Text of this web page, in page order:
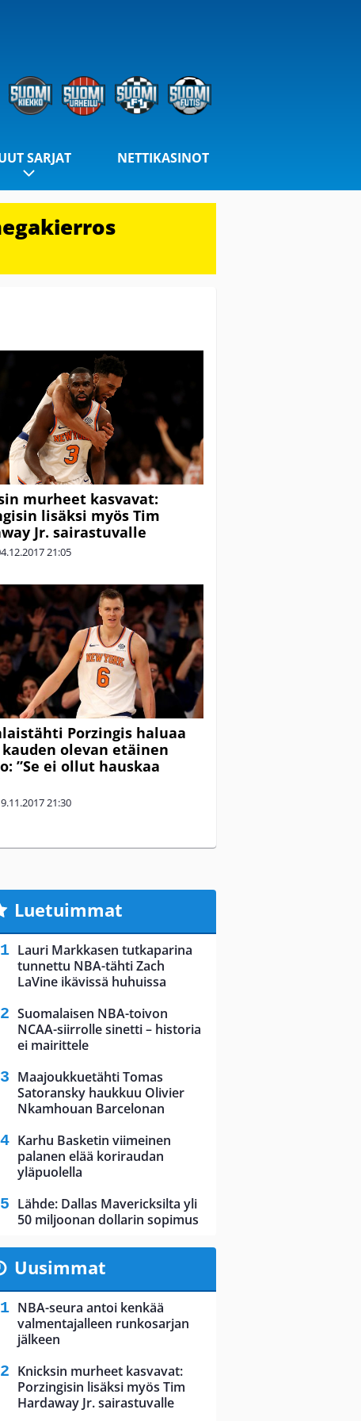
SARJAT NETTIKASINOT
murheet kasvavat:
lisäksi myös Tim
Jr. sairastuvalle
21:05
Porzingis haluaa
olevan etäinen
”Se ei ollut hauskaa
21:30
Luetuimmat
Lauri Markkasen tutkaparina
tunnettu NBA-tähti Zach
LaVine ikävissä huhuissa
Suomalaisen NBA-toivon
NCAA-siirrolle sinetti – historia
ei mairittele
Maajoukkuetähti Tomas
Satoransky haukkuu Olivier
Nkamhouan Barcelonan
Karhu Basketin viimeinen
palanen elää koriraudan
yläpuolella
Lähde: Dallas Mavericksilta yli
50 miljoonan dollarin sopimus
Uusimmat
NBA-seura antoi kenkää
valmentajalleen runkosarjan
jälkeen
Knicksin murheet kasvavat:
Porzingisin lisäksi myös Tim
Hardaway Jr. sairastuvalle